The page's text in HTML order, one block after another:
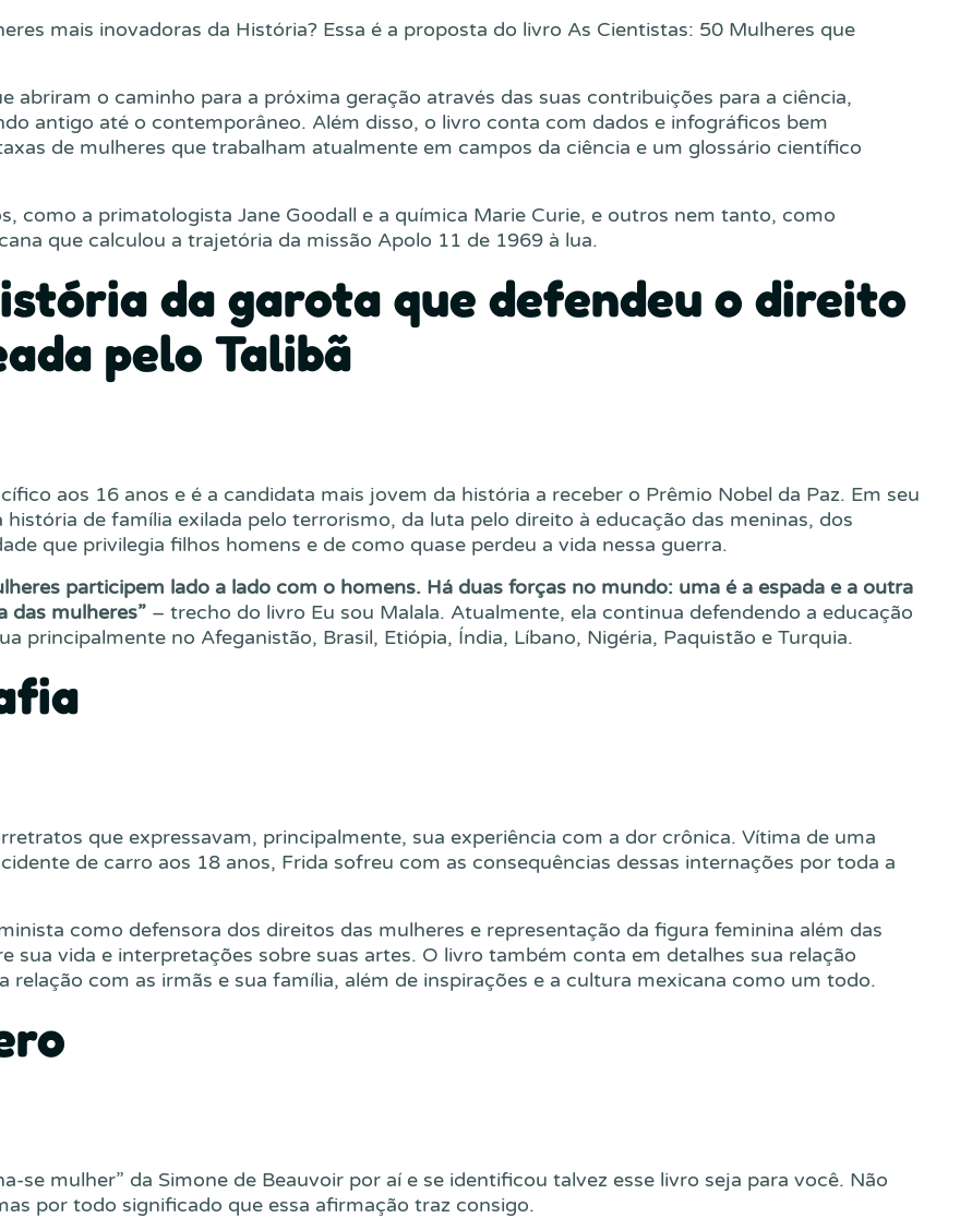
mais inovadoras da História? Essa é a proposta do livro As Cientistas: 50 Mulheres que
abriram o caminho para a próxima geração através das suas contribuições para a ciência,
antigo até o contemporâneo. Além disso, o livro conta com dados e infográficos bem
de mulheres que trabalham atualmente em campos da ciência e um glossário científico
como a primatologista Jane Goodall e a química Marie Curie, e outros nem tanto, como
que calculou a trajetória da missão Apolo 11 de 1969 à lua.
da garota que defendeu o direito
pelo Talibã
aos 16 anos e é a candidata mais jovem da história a receber o Prêmio Nobel da Paz. Em seu
de família exilada pelo terrorismo, da luta pelo direito à educação das meninas, dos
que privilegia filhos homens e de como quase perdeu a vida nessa guerra.
participem lado a lado com o homens. Há duas forças no mundo: uma é a espada e a outra
das mulheres” – trecho do livro Eu sou Malala. Atualmente, ela continua defendendo a educação
principalmente no Afeganistão, Brasil, Etiópia, Índia, Líbano, Nigéria, Paquistão e Turquia.
que expressavam, principalmente, sua experiência com a dor crônica. Vítima de uma
de carro aos 18 anos, Frida sofreu com as consequências dessas internações por toda a
como defensora dos direitos das mulheres e representação da figura feminina além das
sua vida e interpretações sobre suas artes. O livro também conta em detalhes sua relação
relação com as irmãs e sua família, além de inspirações e a cultura mexicana como um todo.
se mulher” da Simone de Beauvoir por aí e se identificou talvez esse livro seja para você. Não
por todo significado que essa afirmação traz consigo.